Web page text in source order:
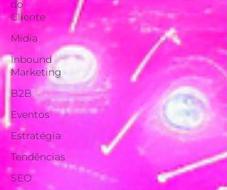
do
Cliente
Mídia
Inbound
Marketing
B2B
Eventos
Estratégia
Tendências
SEO